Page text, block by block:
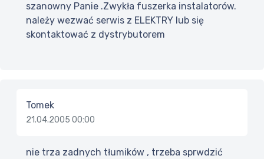
szanowny Panie .Zwykła fuszerka instalatorów.
należy wezwać serwis z ELEKTRY lub się
skontaktować z dystrybutorem
Tomek
21.04.2005 00:00
nie trza zadnych tłumików , trzeba sprwdzić